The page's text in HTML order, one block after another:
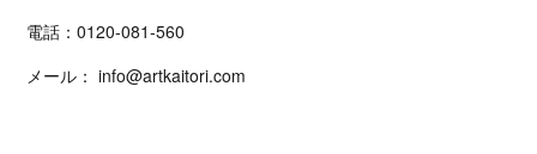
電話：0120-081-560
メール： info@artkaitori.com